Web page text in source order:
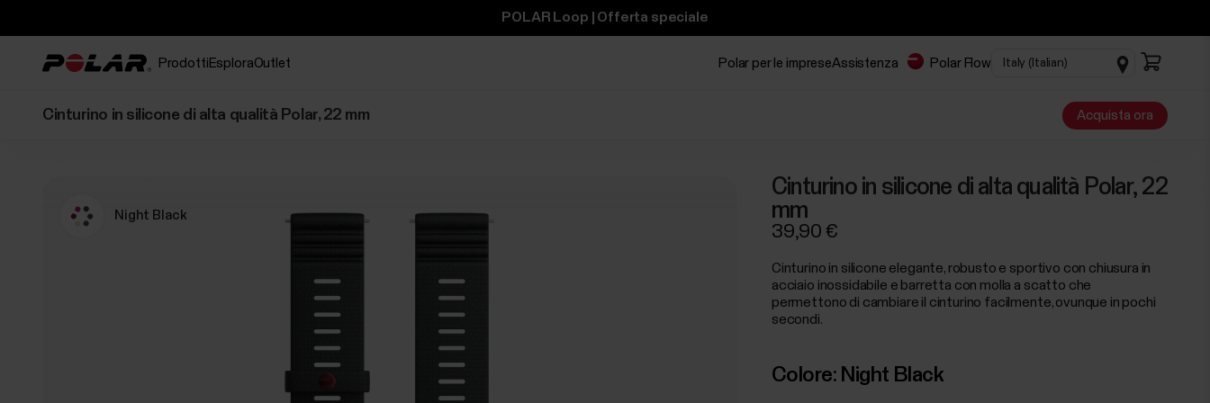
POLAR Loop | Offerta speciale
Prodotti EsploraOutlet Polar per le impreseAssistenza Polar Flow
Cinturino in silicone di alta qualità Polar, 22 mm Acquista ora
Night Black
Cinturino in silicone di alta qualità Polar, 22
mm
39,90 €
Cinturino in silicone elegante, robusto e sportivo con chiusura in
acciaio inossidabile e barretta con molla a scatto che
permettono di cambiare il cinturino facilmente, ovunque in pochi
secondi.
Colore: Night Black